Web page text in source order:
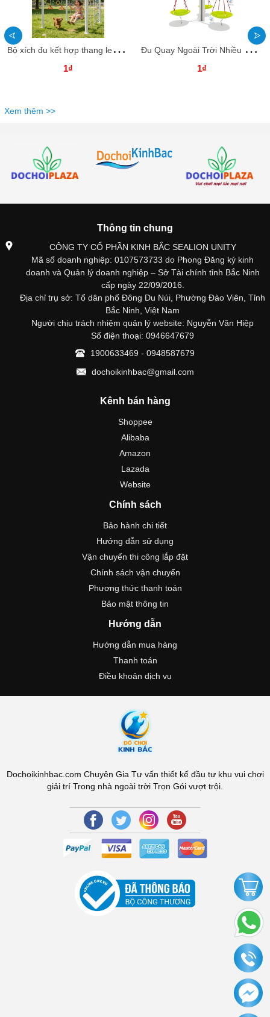
B
ộ xích đu kết hợp thang leo ngoài trời XĐNTKB01 Dochoikinhbac - Trò chơi công viên thu hút
1₫
Đ
u Quay Ngoài Trời Nhiều Ghế ĐQNTKB02 Dochoikinhbac - Trò chơi công viên thu hút
1₫
Xem thêm >>
Thông tin chung
CÔNG TY CỔ PHẦN KINH BẮC SEALION UNITY
Mã số doanh nghiệp: 0107573733 do Phong Đăng ký kinh
doanh và Quản lý doanh nghiệp – Sở Tài chính tỉnh Bắc Ninh
cấp ngày 22/09/2016.
Địa chỉ trụ sở: Tổ dân phố Đông Du Núi, Phường Đào Viên, Tỉnh
Bắc Ninh, Việt Nam
Người chịu trách nhiệm quản lý website: Nguyễn Văn Hiệp
Số điện thoại: 0946647679
1900633469 - 0948587679
dochoikinhbac@gmail.com
Kênh bán hàng
Shoppee
Alibaba
Amazon
Lazada
Website
Chính sách
Bảo hành chi tiết
Hướng dẫn sử dụng
Vận chuyển thi công lắp đặt
Chính sách vận chuyển
Phương thức thanh toán
Bảo mật thông tin
Hướng dẫn
Hướng dẫn mua hàng
Thanh toán
Điều khoản dịch vụ
Dochoikinhbac.com Chuyên Gia Tư vấn thiết kế đầu tư khu vui chơi
giải trí Trong nhà ngoài trời Trọn Gói vượt trội.